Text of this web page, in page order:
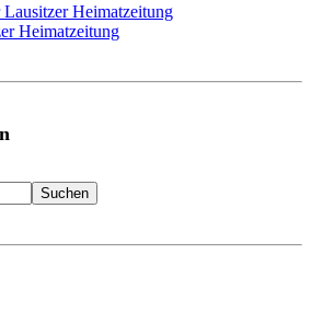
Lausitzer Heimatzeitung
Heimatzeitung
Suchen